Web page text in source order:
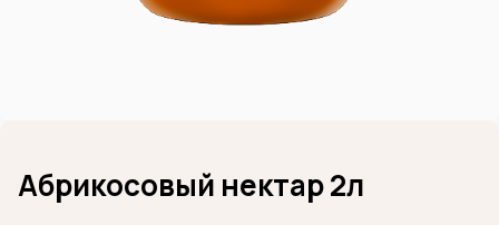
Абрикосовый нектар 2л